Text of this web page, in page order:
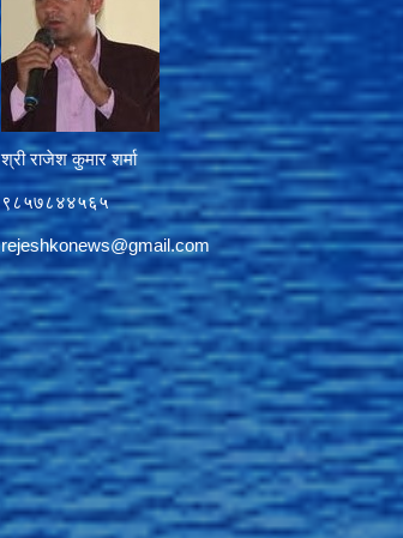
श्री राजेश कुमार शर्मा
९८५७८४४५६५
rejeshkonews@gmail.com